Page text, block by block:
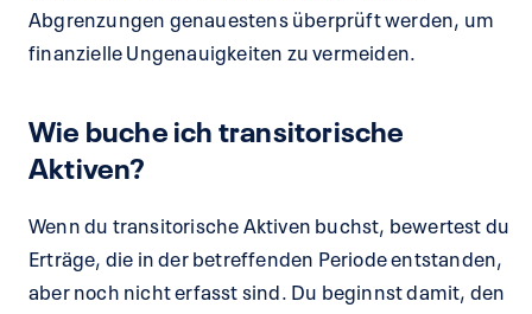
Abgrenzungen genauestens überprüft werden, um
finanzielle Ungenauigkeiten zu vermeiden.
Wie buche ich transitorische
Aktiven?
Wenn du transitorische Aktiven buchst, bewertest du
Erträge, die in der betreffenden Periode entstanden,
aber noch nicht erfasst sind. Du beginnst damit, den